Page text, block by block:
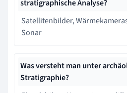
stratigraphische Analyse?
Satellitenbilder,
Sonar
Was versteht man unter
Stratigraphie?